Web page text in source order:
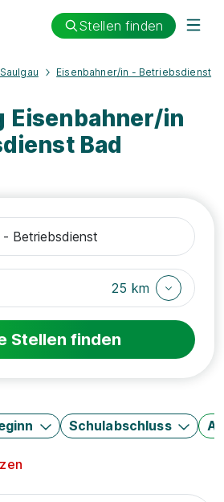
Stellen finden
Eisenbahner/in - Betriebsdienst
Eisenbahner/in
Bad
25 km
Stellen finden
Schulabschluss